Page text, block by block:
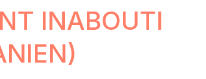
INABOUTI